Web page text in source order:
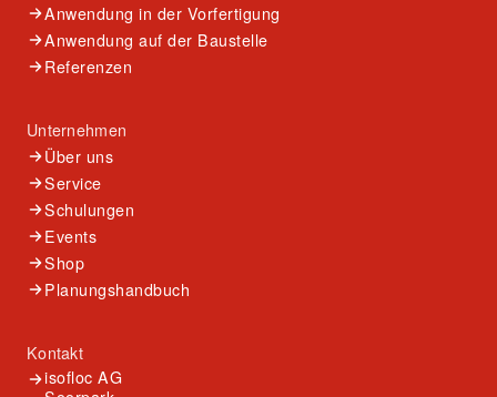
Anwendung in der Vorfertigung
Anwendung auf der Baustelle
Referenzen
Unternehmen
Über uns
Service
Schulungen
Events
Shop
Planungshandbuch
Kontakt
isofloc AG